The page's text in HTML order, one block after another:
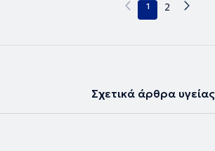
1 2
Σχετικά άρθρα υγείας